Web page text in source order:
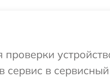
в сервисный